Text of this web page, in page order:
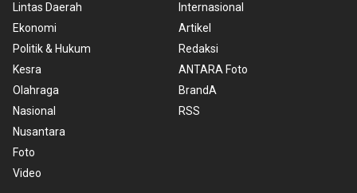
Lintas Daerah
Ekonomi
Politik & Hukum
Kesra
Olahraga
Nasional
Nusantara
Foto
Video
Internasional
Artikel
Redaksi
ANTARA Foto
BrandA
RSS